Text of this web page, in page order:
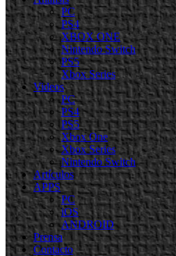
PC
PS4
XBOX ONE
Nintendo Switch
PS5
Xbox Series
Videos
PC
PS4
PS5
Xbox One
Xbox Series
Nintendo Switch
Artículos
APPS
PC
iOS
ANDROID
Prensa
Contacto